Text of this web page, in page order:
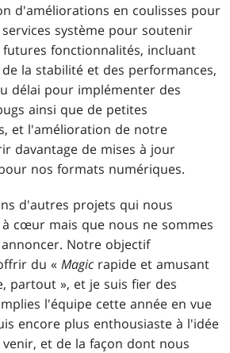
d'améliorations en coulisses pour
système pour soutenir
fonctionnalités, incluant
la stabilité et des performances,
délai pour implémenter des
ainsi que de petites
et l'amélioration de notre
davantage de mises à jour
nos formats numériques.
d'autres projets qui nous
cœur mais que nous ne sommes
Notre objectif
du «Magic rapide et amusant
partout », et je suis fier des
l'équipe cette année en vue
encore plus enthousiaste à l'idée
et de la façon dont nous